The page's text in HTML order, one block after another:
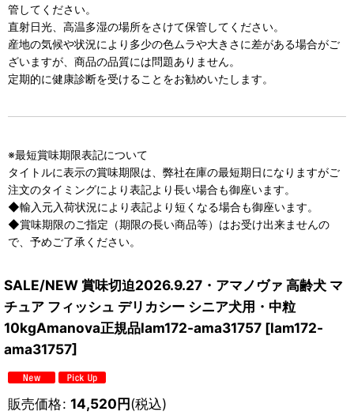
管してください。
直射日光、高温多湿の場所をさけて保管してください。
産地の気候や状況により多少の色ムラや大きさに差がある場合がご
ざいますが、商品の品質には問題ありません。
定期的に健康診断を受けることをお勧めいたします。
※最短賞味期限表記について
タイトルに表示の賞味期限は、弊社在庫の最短期日になりますがご
注文のタイミングにより表記より長い場合も御座います。
◆輸入元入荷状況により表記より短くなる場合も御座います。
◆賞味期限のご指定（期限の長い商品等）はお受け出来ませんの
で、予めご了承ください。
SALE/NEW 賞味切迫2026.9.27・アマノヴァ 高齢犬 マ
チュア フィッシュ デリカシー シニア犬用・中粒
10kgAmanova正規品lam172-ama31757 [lam172-
ama31757]
販売価格: 14,520円(税込)